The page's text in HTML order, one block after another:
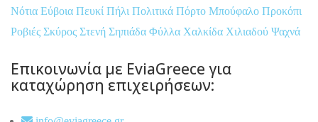
Νότια Εύβοια Πευκί Πήλι Πολιτικά Πόρτο Μπούφαλο Προκόπι
Ροβιές Σκύρος Στενή Σηπιάδα Φύλλα Χαλκίδα Χιλιαδού Ψαχνά
Επικοινωνία με EviaGreece για
καταχώρηση επιχειρήσεων: